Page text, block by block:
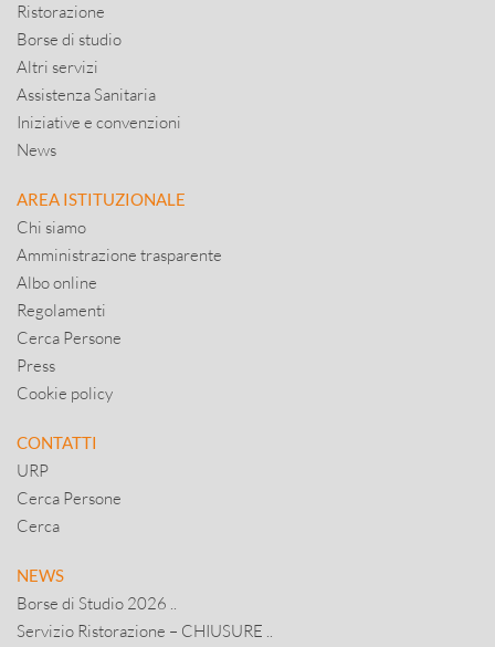
Ristorazione
Borse di studio
Altri servizi
Assistenza Sanitaria
Iniziative e convenzioni
News
AREA ISTITUZIONALE
Chi siamo
Amministrazione trasparente
Albo online
Regolamenti
Cerca Persone
Press
Cookie policy
CONTATTI
URP
Cerca Persone
Cerca
NEWS
Borse di Studio 2026 ..
Servizio Ristorazione – CHIUSURE ..